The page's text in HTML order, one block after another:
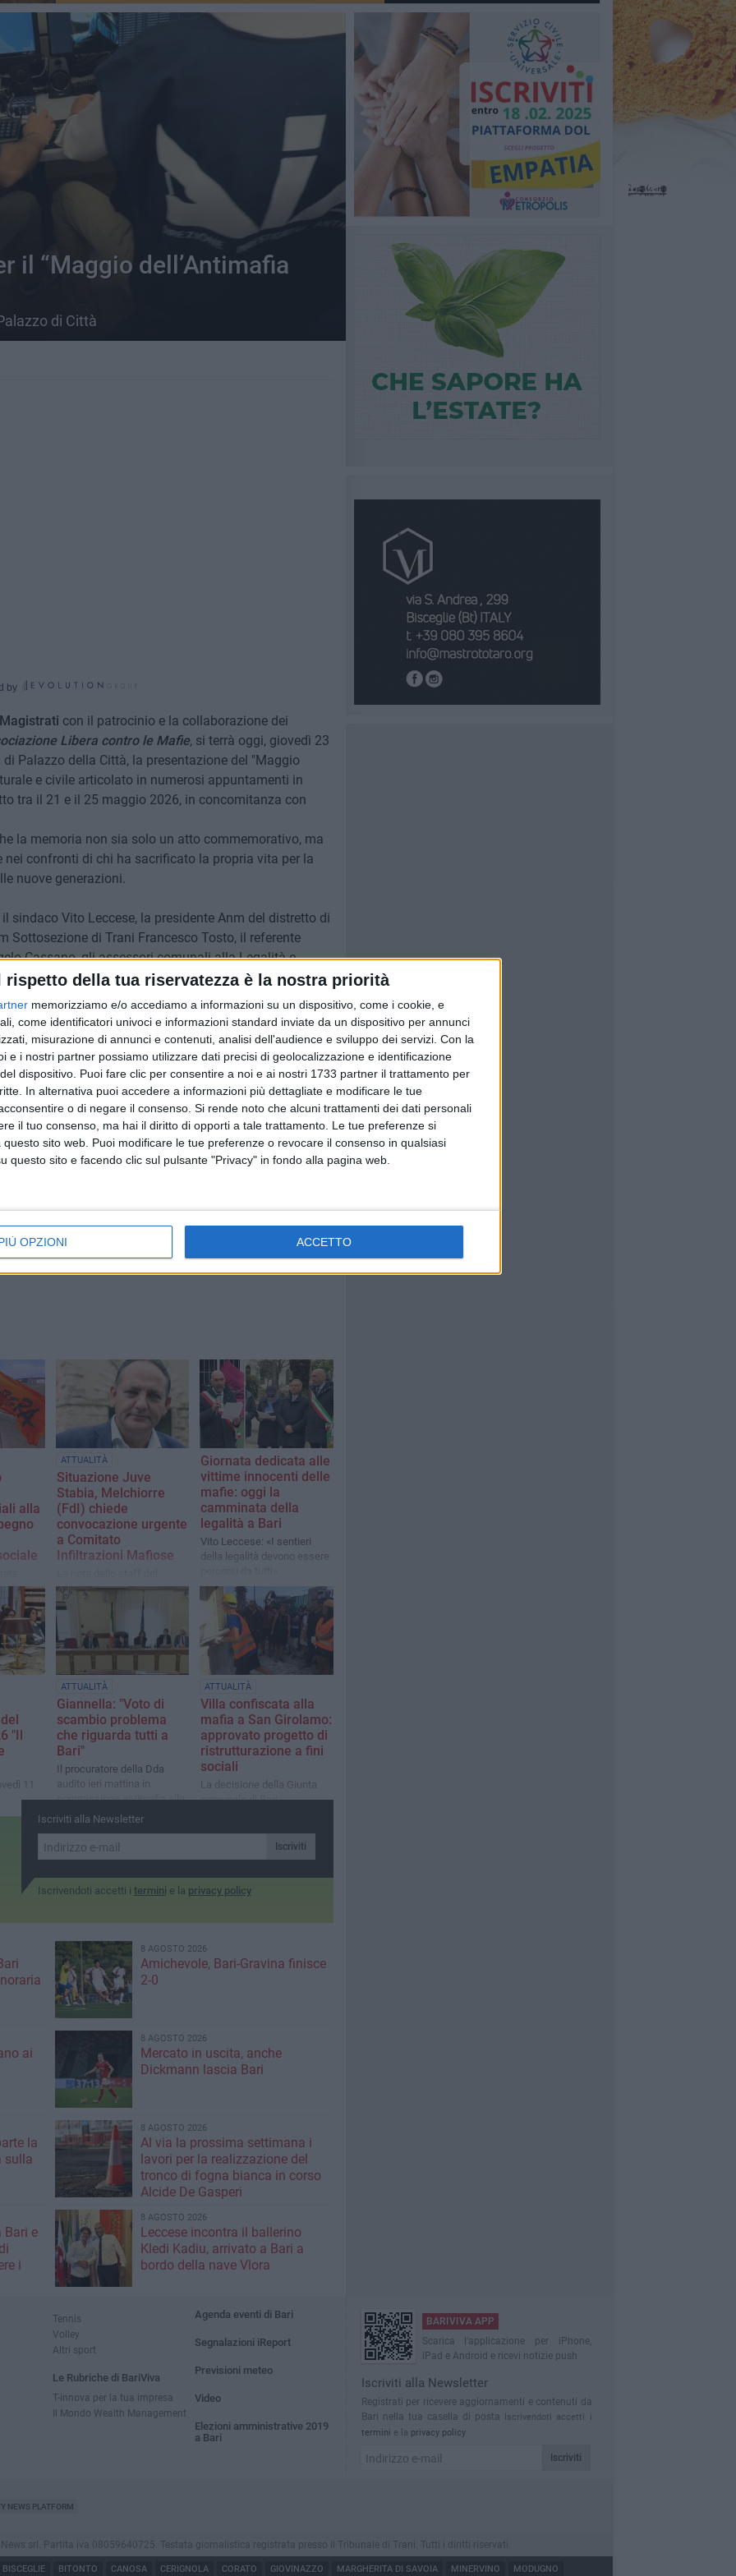
rispetto della tua riservatezza è la nostra priorità
memorizziamo e/o accediamo a informazioni su un dispositivo, come i cookie, e
come identificatori univoci e informazioni standard inviate da un dispositivo per annunci
misurazione di annunci e contenuti, analisi dell'audience e sviluppo dei servizi. Con la
e i nostri partner possiamo utilizzare dati precisi di geolocalizzazione e identificazione
dispositivo. Puoi fare clic per consentire a noi e ai nostri 1733 partner il trattamento per
In alternativa puoi accedere a informazioni più dettagliate e modificare le tue
o di negare il consenso. Si rende noto che alcuni trattamenti dei dati personali
il tuo consenso, ma hai il diritto di opporti a tale trattamento. Le tue preferenze si
sito web. Puoi modificare le tue preferenze o revocare il consenso in qualsiasi
questo sito e facendo clic sul pulsante "Privacy" in fondo alla pagina web.
OPZIONI ACCETTO
il “Maggio dell’Antimafia
di Città
by
con il patrocinio e la collaborazione dei
Libera contro le Mafie, si terrà oggi, giovedì 23
Palazzo della Città, la presentazione del "Maggio
e civile articolato in numerosi appuntamenti in
tra il 21 e il 25 maggio 2026, in concomitanza con
la memoria non sia solo un atto commemorativo, ma
confronti di chi ha sacrificato la propria vita per la
nuove generazioni.
sindaco Vito Leccese, la presidente Anm del distretto di
Sottosezione di Trani Francesco Tosto, il referente
Cassano, gli assessori comunali alla Legalità e
Paola Romano, e il cantautore e musicista Giò
alle scuole, alle università, alle istituzioni e a tutte le
consapevolezza che la lotta alla mafia sia, prima di
una
9 AGOSTO 2026
35° Anniversario arrivo della
Vlora: Bari fa rete
alla
ATTUALITÀ
Situazione Juve
Stabia, Melchiorre
(FdI) chiede
convocazione urgente
a Comitato
Infiltrazioni Mafiose
senatore barese
Giornata dedicata alle
vittime innocenti delle
mafie: oggi la
camminata della
legalità a Bari
Vito Leccese: «I sentieri
della legalità devono essere
"Il
11
ATTUALITÀ
Giannella: "Voto di
scambio problema
che riguarda tutti a
Bari"
Il procuratore della Dda
audito ieri mattina in
commissione antimafia alla
Camera
ATTUALITÀ
Villa confiscata alla
mafia a San Girolamo:
approvato progetto di
ristrutturazione a fini
sociali
La decisione della Giunta
comunale di Bari
Iscriviti alla Newsletter
Iscriviti
Iscrivendoti accetti i termini e la privacy policy
8 AGOSTO 2026
Amichevole, Bari-Gravina finisce
2-0
ai
8 AGOSTO 2026
Mercato in uscita, anche
Dickmann lascia Bari
la
sulla
8 AGOSTO 2026
Al via la prossima settimana i
lavori per la realizzazione del
tronco di fogna bianca in corso
Alcide De Gasperi
Bari e
i
8 AGOSTO 2026
Leccese incontra il ballerino
Kledi Kadiu, arrivato a Bari a
bordo della nave Vlora
Tennis
Volley
Altri sport
Le Rubriche di BariViva
T-innova per la tua impresa
Il Mondo Wealth Management
Agenda eventi di Bari
Segnalazioni iReport
Previsioni meteo
Video
Elezioni amministrative 2019
a Bari
BARIVIVA APP
Scarica l'applicazione per iPhone,
iPad e Android e ricevi notizie push
Iscriviti alla Newsletter
Registrati per ricevere aggiornamenti e contenuti da
Bari nella tua casella di posta Iscrivendoti accetti i
termini e la privacy policy
Iscriviti
NEWS PLATFORM
srl. Partita iva 08059640725. Testata giornalistica registrata presso il Tribunale di Trani. Tutti i diritti riservati.
BISCEGLIE BITONTO CANOSA CERIGNOLA CORATO GIOVINAZZO MARGHERITA DI SAVOIA MINERVINO MODUGNO